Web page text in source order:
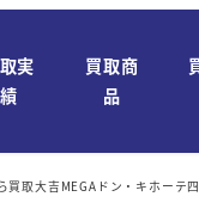
実
績
買取商
品
買取大吉MEGAドン・キホーテ